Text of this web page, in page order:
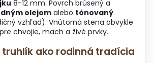
8-12 mm. Povrch brúsený a
olejom alebo tónovaný
vzhľad). Vnútorná stena obvykle
chvojie, mach a živé prvky.
truhlík ako rodinná tradícia